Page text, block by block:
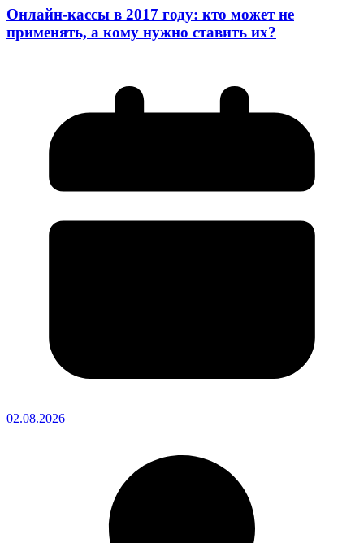
Онлайн-кассы в 2017 году: кто может не
применять, а кому нужно ставить их?
02.08.2026